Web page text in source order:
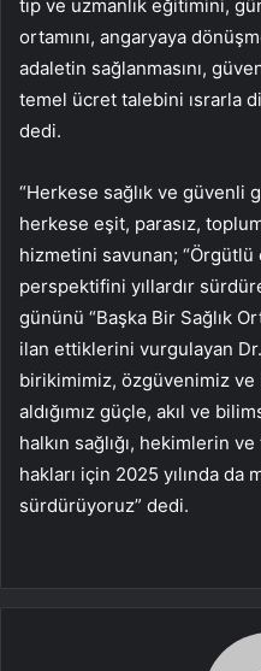
tıp ve uzmanlık eğitimini,
ortamını, angaryaya
adaletin sağlanmasını,
temel ücret talebini ısrarla
dedi.
“Herkese sağlık ve güvenli
herkese eşit, parasız,
hizmetini savunan; “Örgütlü
perspektifini yıllardır
gününü “Başka Bir Sağlık
ilan ettiklerini vurgulayan
birikimimiz, özgüvenimiz
aldığımız güçle, akıl ve
halkın sağlığı, hekimlerin
hakları için 2025 yılında da
sürdürüyoruz” dedi.